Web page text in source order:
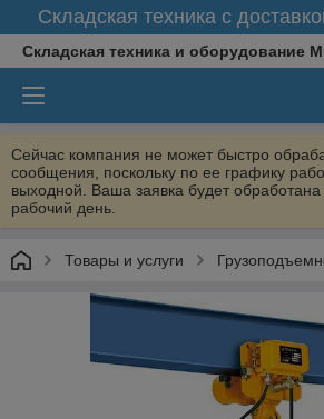
Складская техника с
Складская техника и оборудование
Сейчас компания не может быстро
сообщения, поскольку по ее графику
выходной. Ваша заявка будет
рабочий день.
Товары и услуги